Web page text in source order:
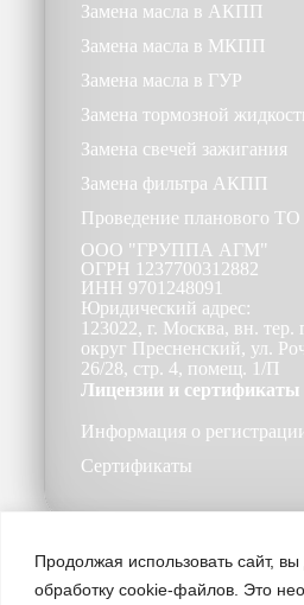
Продолжая использовать сайт, вы
обработку cookie-файлов. Это
Замена масла в АКПП
Замена масла в МКПП
Замена масла в ГУР
Замена тормозной
Замена свечей зажигания
Замена фильтра АКПП
Проведение планового ТО
ООО "ГРУППА АГМ"
ОГРН 1237700312882
ИНН 9701248091
Юридический адрес:
123022, г. Москва, вн.
округ Пресненский, ул.
26/28, стр. 4, помещ. 1/П
Лицензии и сертификаты
Информация о
Сертификаты
Пользовательское соглашение